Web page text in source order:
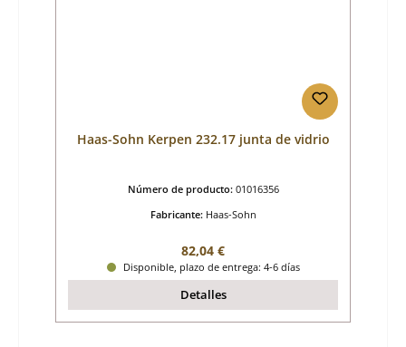
Haas-Sohn Kerpen 232.17 junta de vidrio
Número de producto: 01016356
Fabricante: Haas-Sohn
Precio normal:
82,04 €
Disponible, plazo de entrega: 4-6 días
Detalles